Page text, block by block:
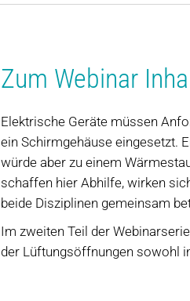
Zum Webinar
Elektrische Geräte müssen
ein Schirmgehäuse eingesetzt.
würde aber zu einem
schaffen hier Abhilfe, wirken
beide Disziplinen gemeinsam
Im zweiten Teil der
der Lüftungsöffnungen sowohl